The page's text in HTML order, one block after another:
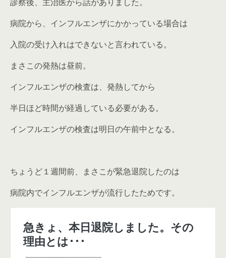
病院から、インフルエンザにかかっている場合は
入院の受け入れはできないと言われている。
まさこの発熱は昼前。
インフルエンザの検査は、発熱してから
半日ほど時間が経過している必要がある。
インフルエンザの検査は明日の午前中となる。
ちょうど１週間前、まさこが緊急退院したのは
病院内でインフルエンザが流行したためです。